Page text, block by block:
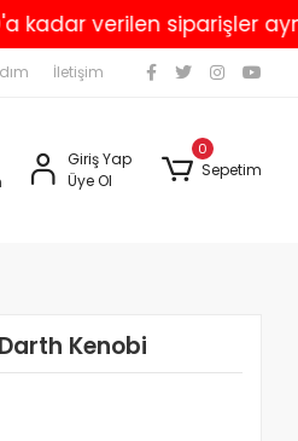
verilen siparişler aynı
İletişim
Giriş Yap
Üye Ol
0
Sepetim
Kenobi